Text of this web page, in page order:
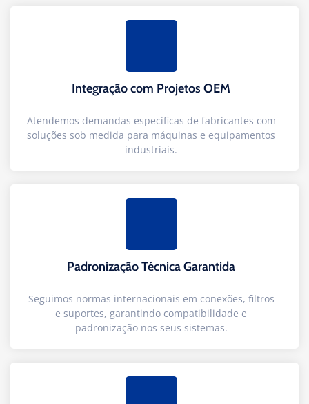
Integração com Projetos OEM
Atendemos demandas específicas de fabricantes com
soluções sob medida para máquinas e equipamentos
industriais.
Padronização Técnica Garantida
Seguimos normas internacionais em conexões, filtros
e suportes, garantindo compatibilidade e
padronização nos seus sistemas.